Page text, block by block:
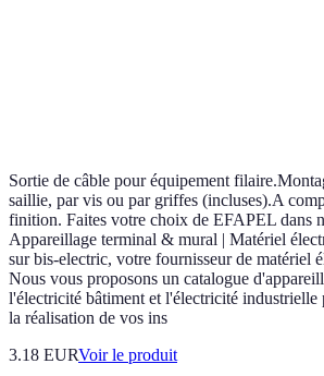
Sortie de câble pour équipement
saillie, par vis ou par griffes (incluses).A
finition. Faites votre choix de EFAPEL dans
Appareillage terminal & mural | Matériel
sur bis-electric, votre fournisseur de matériel
Nous vous proposons un catalogue
l'électricité bâtiment et l'électricité industrielle
la réalisation de vos ins
3.18 EURVoir le produit